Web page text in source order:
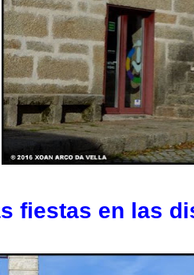
fiestas en las